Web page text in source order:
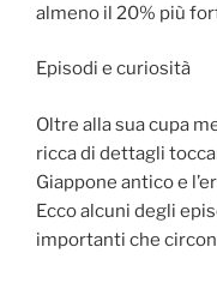
almeno il 20% più
Episodi e curiosità
Oltre alla sua cupa
ricca di dettagli
Giappone antico e
Ecco alcuni degli
importanti che